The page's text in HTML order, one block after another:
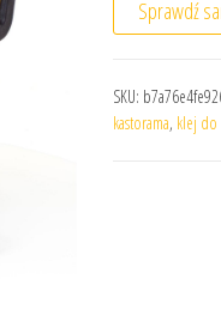
Sprawdź
SKU:
kastorama, klej do